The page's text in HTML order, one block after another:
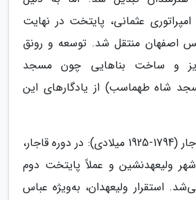
عثمانی، پایتخت در نهایت
اصفهان منتقل شد. توسعه و رونق
و ساخت بناهایی چون مسجد
شاه طهماسب) از یادگارهای این
ولیعهدنشینی قاجار (1794-1925 میلادی): در دوره قاجار،
شهر ولیعهدنشین و عملاً پایتخت دوم
استقرار ولیعهدان، به‌ویژه عباس